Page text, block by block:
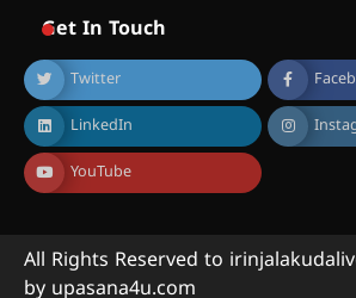
Get In Touch
Twitter
LinkedIn
YouTube
All Rights Reserved to
by upasana4u.com